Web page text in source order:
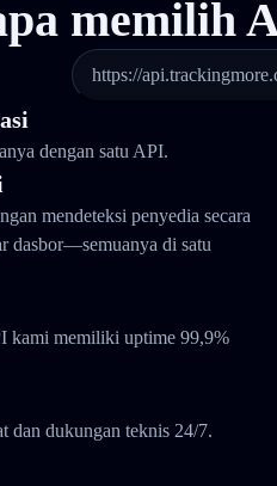
memilih
https://
dengan satu API.
mendeteksi penyedia secara
dasbor—semuanya di satu
kami memiliki uptime 99,9%
dan dukungan teknis 24/7.